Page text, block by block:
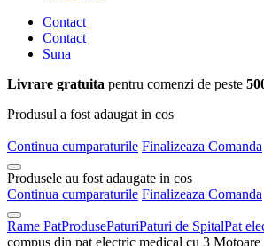
Contact
Contact
Suna
Livrare gratuita pentru comenzi de peste
Produsul a fost adaugat in cos
Continua cumparaturile Finalizeaza Comanda
Produsele au fost adaugate in cos
Continua cumparaturile Finalizeaza Comanda
Rame PatProdusePaturiPaturi de SpitalPat
compus din pat electric medical cu 3